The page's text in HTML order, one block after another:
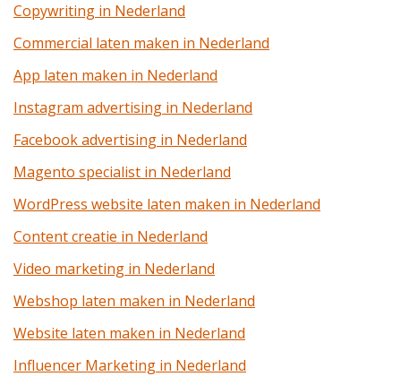
Copywriting in Nederland
Commercial laten maken in Nederland
App laten maken in Nederland
Instagram advertising in Nederland
Facebook advertising in Nederland
Magento specialist in Nederland
WordPress website laten maken in Nederland
Content creatie in Nederland
Video marketing in Nederland
Webshop laten maken in Nederland
Website laten maken in Nederland
Influencer Marketing in Nederland